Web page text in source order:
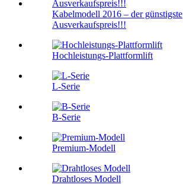
Kabelmodell 2016 – der günstigste
Ausverkaufspreis!!!
Hochleistungs-Plattformlift
L-Serie
B-Serie
Premium-Modell
Drahtloses Modell